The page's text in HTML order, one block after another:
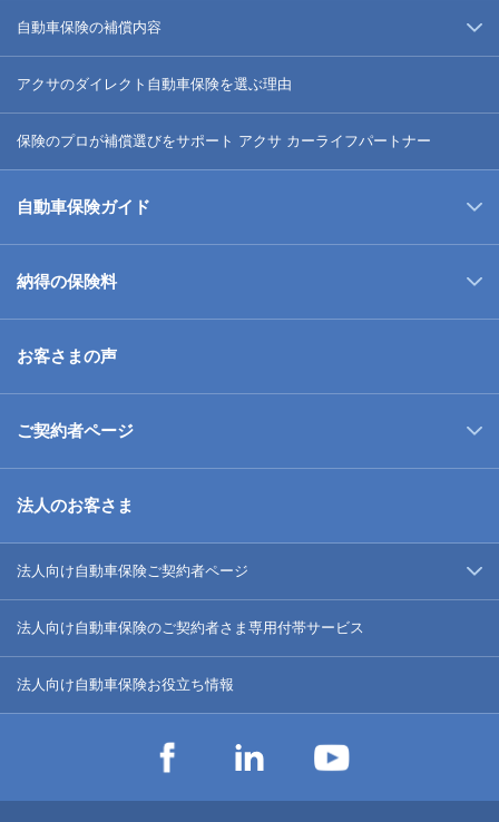
自動車保険の補償内容
アクサのダイレクト自動車保険を選ぶ理由
保険のプロが補償選びをサポート アクサ カーライフパートナー
自動車保険ガイド
納得の保険料
お客さまの声
ご契約者ページ
法人のお客さま
法人向け自動車保険ご契約者ページ
法人向け自動車保険のご契約者さま専用付帯サービス
法人向け自動車保険お役立ち情報